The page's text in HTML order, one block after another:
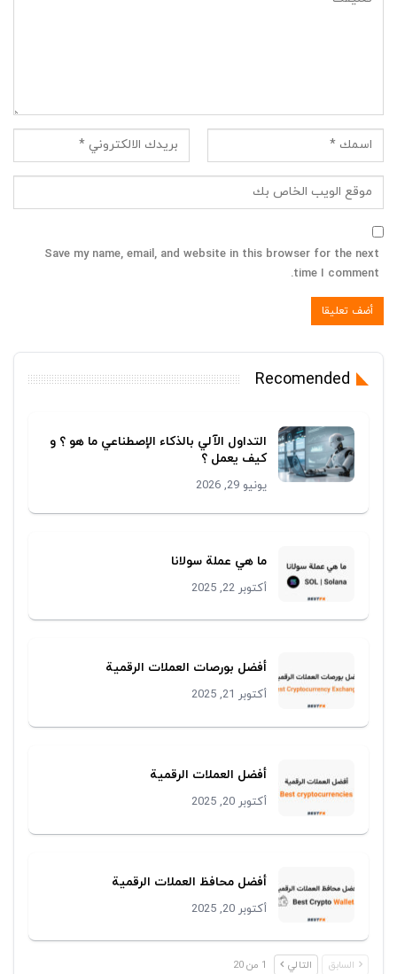
Save my name, email, and website in this browser for the next
time I comment.
Recomended
التداول اﻵﻟﻲ ﺑﺎلذﻛﺎء الإصطناعي ﻣﺎ ھو ؟ و
كيف يعمل ؟
يونيو 29, 2026
ما هي عملة سولانا
أكتوبر 22, 2025
أفضل بورصات العملات الرقمية
أكتوبر 21, 2025
أفضل العملات الرقمية
أكتوبر 20, 2025
أفضل محافظ العملات الرقمية
أكتوبر 20, 2025
السابق التالي 1 من 20